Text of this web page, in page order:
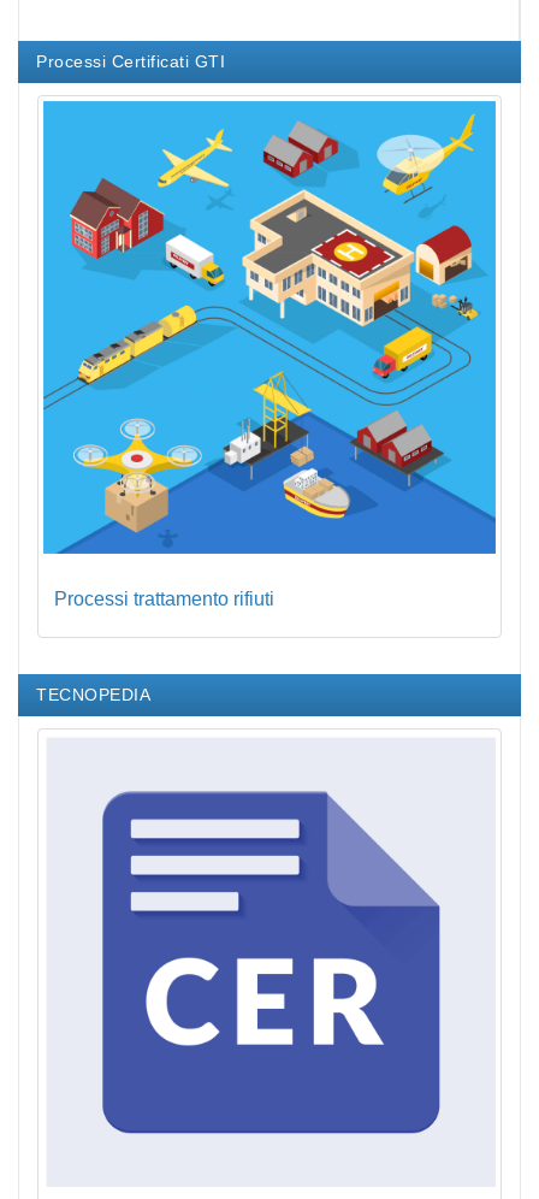
Processi Certificati GTI
Processi trattamento rifiuti
TECNOPEDIA